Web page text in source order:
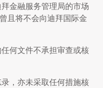
金融服务管理局的市场
且将不会向迪拜国际金
何文件不承担审查或核
，亦未采取任何措施核